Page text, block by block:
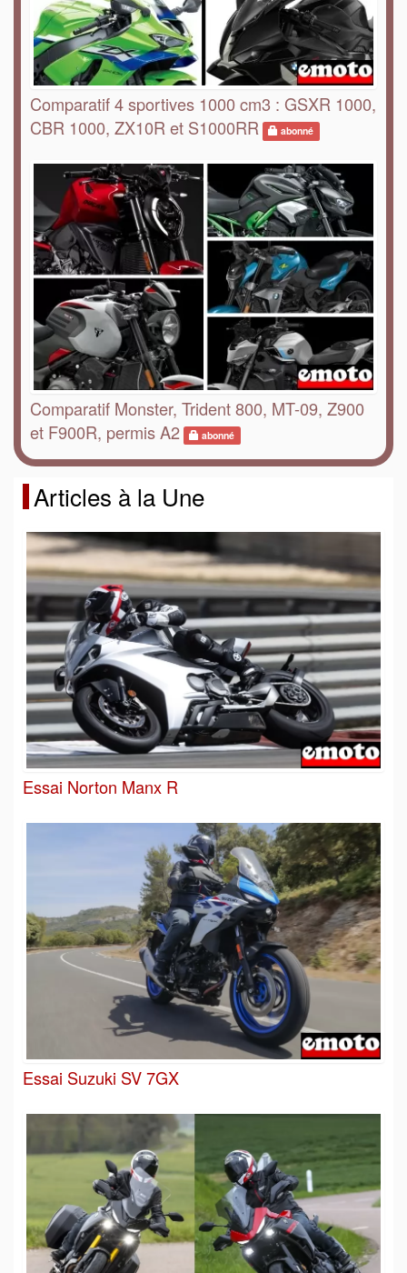
Comparatif 4 sportives 1000 cm3 : GSXR 1000,
CBR 1000, ZX10R et S1000RR
abonné
Comparatif Monster, Trident 800, MT-09, Z900
et F900R, permis A2
abonné
Articles à la Une
Essai Norton Manx R
Essai Suzuki SV 7GX